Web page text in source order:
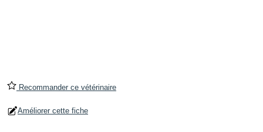
Recommander ce vétérinaire
Améliorer cette fiche